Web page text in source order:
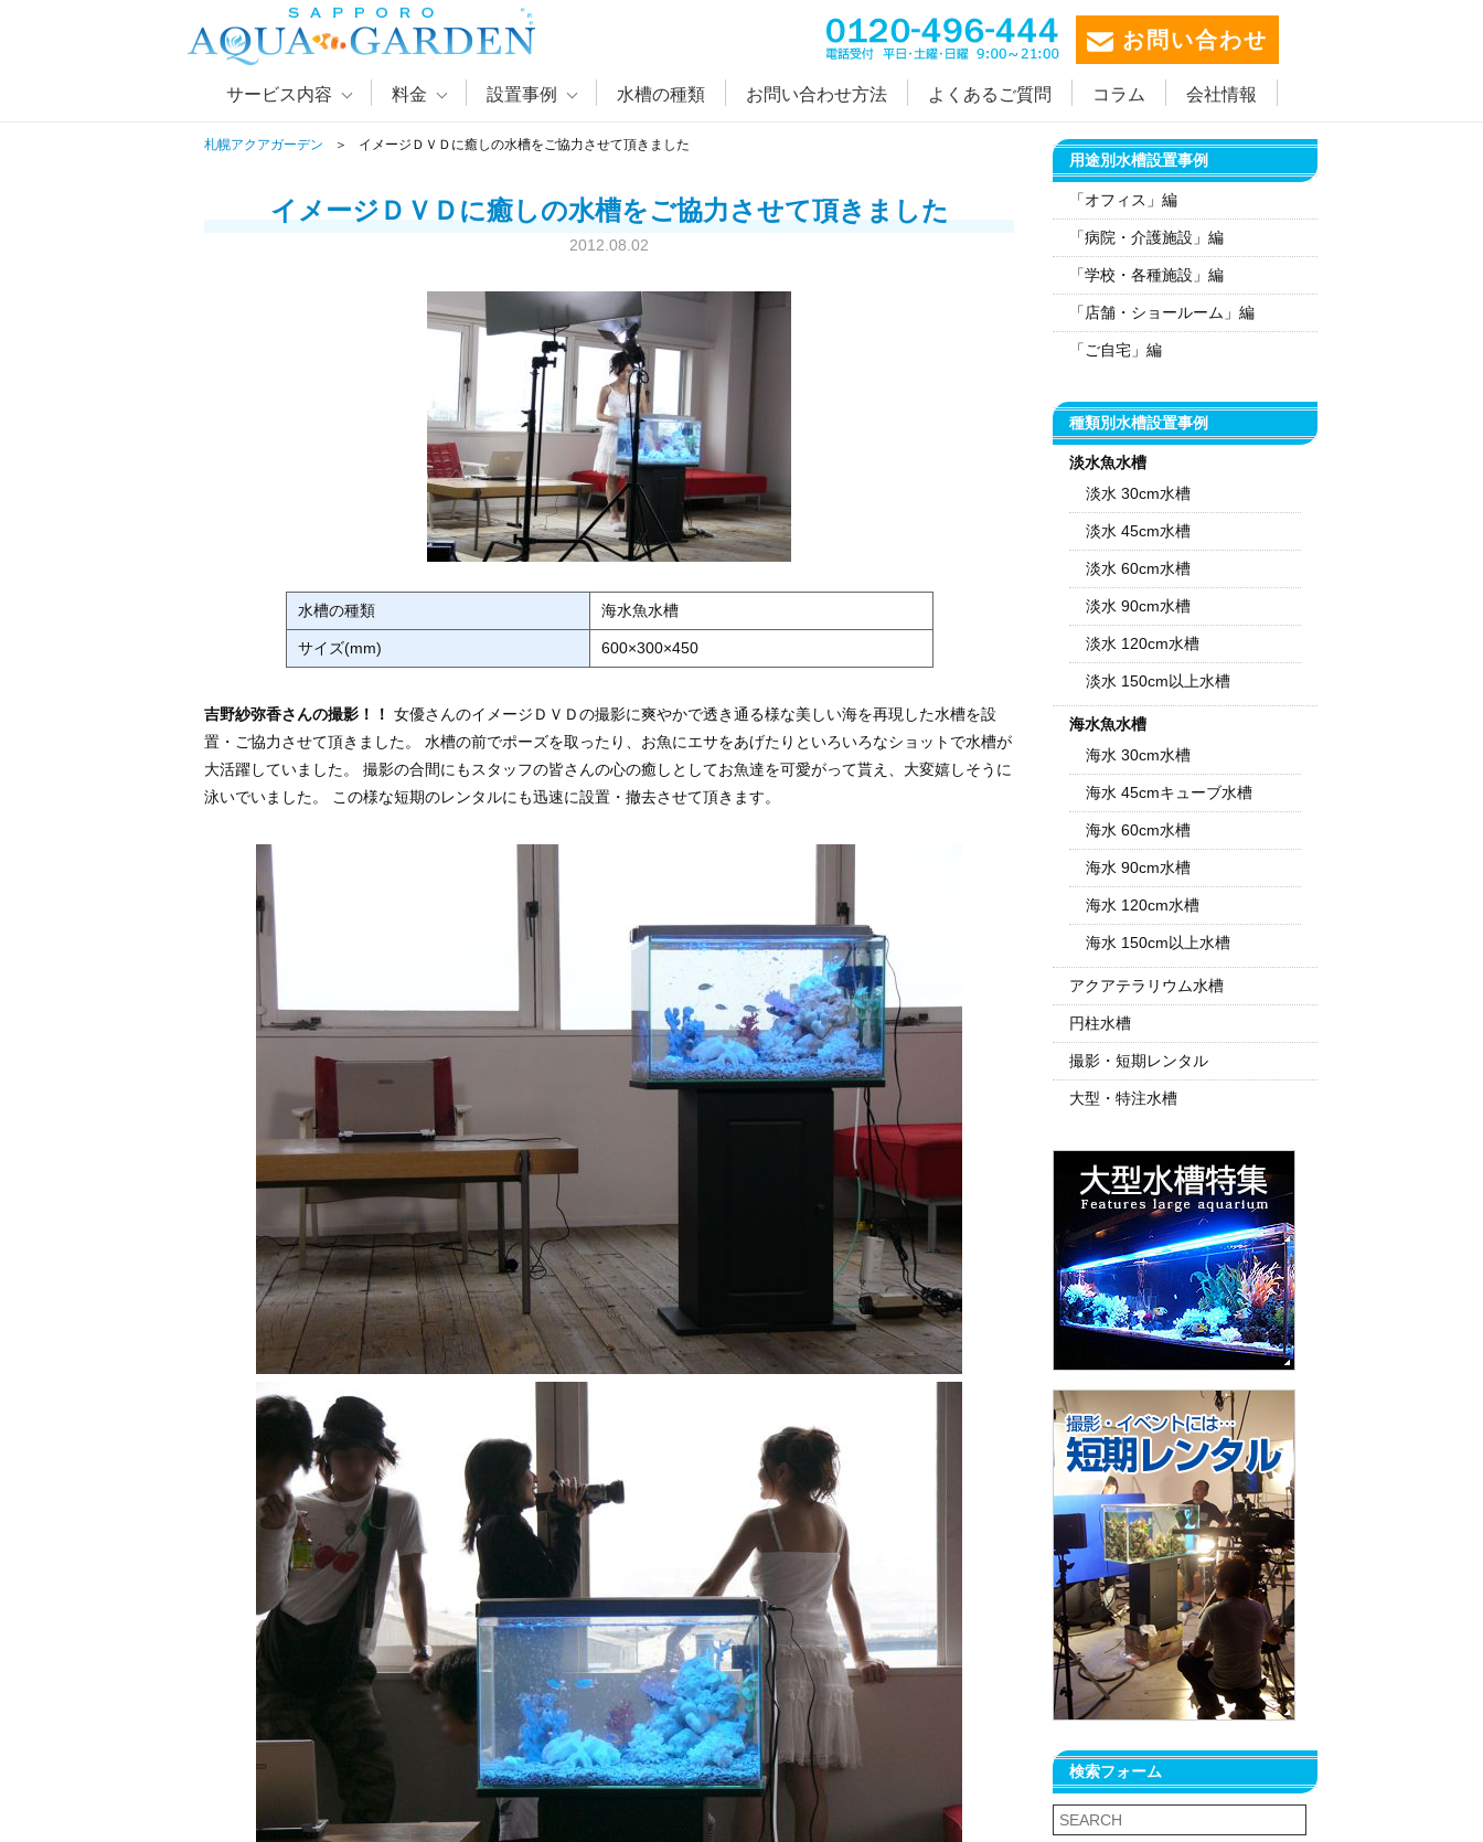
お問い合わせ
サービス内容 料金 設置事例 水槽の種類 お問い合わせ方法 よくあるご質問 コラム 会社情報
札幌アクアガーデン イメージＤＶＤに癒しの水槽をご協力させて頂きました
イメージＤＶＤに癒しの水槽をご協力させて頂きました
2012.08.02
水槽の種類 海水魚水槽
サイズ(mm) 600×300×450
吉野紗弥香さんの撮影！！ 女優さんのイメージＤＶＤの撮影に爽やかで透き通る様な美しい海を再現した水槽を設
置・ご協力させて頂きました。 水槽の前でポーズを取ったり、お魚にエサをあげたりといろいろなショットで水槽が
大活躍していました。 撮影の合間にもスタッフの皆さんの心の癒しとしてお魚達を可愛がって貰え、大変嬉しそうに
泳いでいました。 この様な短期のレンタルにも迅速に設置・撤去させて頂きます。
用途別水槽設置事例
「オフィス」編
「病院・介護施設」編
「学校・各種施設」編
「店舗・ショールーム」編
「ご自宅」編
種類別水槽設置事例
淡水魚水槽
淡水 30cm水槽
淡水 45cm水槽
淡水 60cm水槽
淡水 90cm水槽
淡水 120cm水槽
淡水 150cm以上水槽
海水魚水槽
海水 30cm水槽
海水 45cmキューブ水槽
海水 60cm水槽
海水 90cm水槽
海水 120cm水槽
海水 150cm以上水槽
アクアテラリウム水槽
円柱水槽
撮影・短期レンタル
大型・特注水槽
検索フォーム